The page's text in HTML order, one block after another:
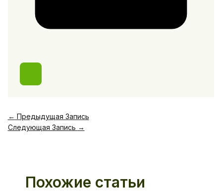
← Предыдущая Запись
Следующая Запись →
Похожие статьи